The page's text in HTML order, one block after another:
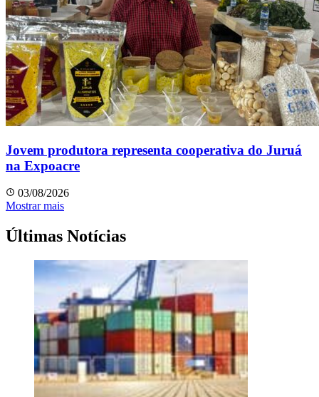
Jovem produtora representa cooperativa do Juruá
na Expoacre
03/08/2026
Mostrar mais
Últimas Notícias